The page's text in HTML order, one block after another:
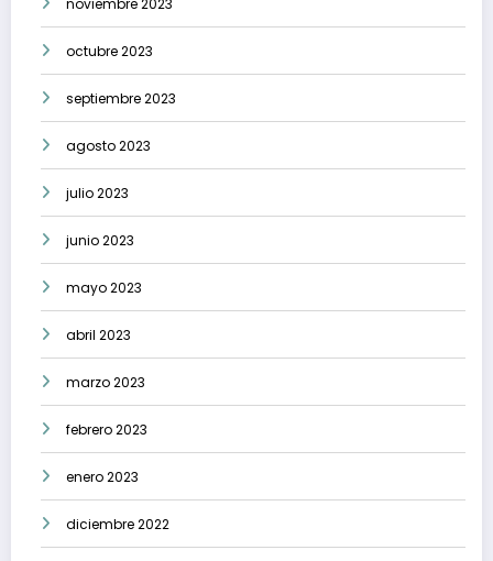
noviembre 2023
octubre 2023
septiembre 2023
agosto 2023
julio 2023
junio 2023
mayo 2023
abril 2023
marzo 2023
febrero 2023
enero 2023
diciembre 2022